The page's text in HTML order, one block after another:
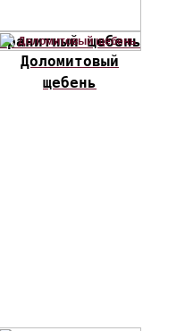
Гранитный щебень
Доломитовый
щебень